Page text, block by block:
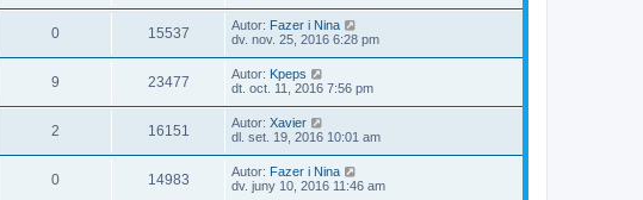
0 15537 Autor: Fazer i Nina
dv. nov. 25, 2016 6:28 pm
9 23477 Autor: Kpeps
dt. oct. 11, 2016 7:56 pm
2 16151 Autor: Xavier
dl. set. 19, 2016 10:01 am
0 14983 Autor: Fazer i Nina
dv. juny 10, 2016 11:46 am